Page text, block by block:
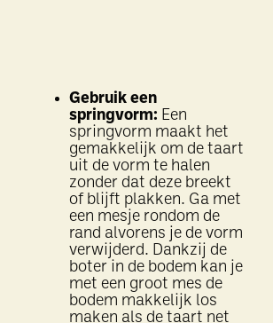
Gebruik een
springvorm: Een
springvorm maakt het
gemakkelijk om de taart
uit de vorm te halen
zonder dat deze breekt
of blijft plakken. Ga met
een mesje rondom de
rand alvorens je de vorm
verwijderd. Dankzij de
boter in de bodem kan je
met een groot mes de
bodem makkelijk los
maken als de taart net